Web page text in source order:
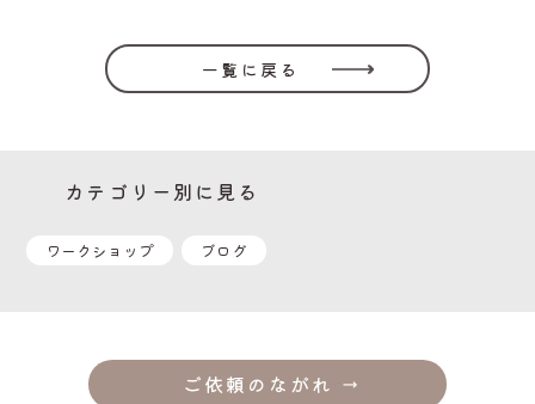
一覧に戻る
カテゴリー別に見る
ワークショップ ブログ
ご依頼のながれ